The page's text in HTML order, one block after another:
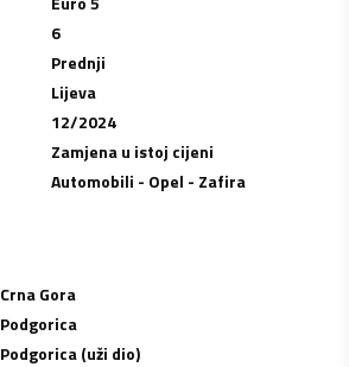
6
Prednji
Lijeva
12/2024
Zamjena u istoj cijeni
Automobili - Opel - Zafira
Crna Gora
Podgorica
Podgorica (uži dio)